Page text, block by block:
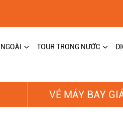
TOUR TRONG NƯỚC
VÉ MÁY BAY